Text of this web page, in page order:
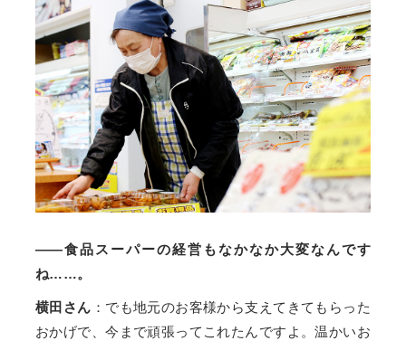
——食品スーパーの経営もなかなか大変なんです
ね……。
横田さん ：でも地元のお客様から支えてきてもらった
おかげで、今まで頑張ってこれたんですよ。温かいお